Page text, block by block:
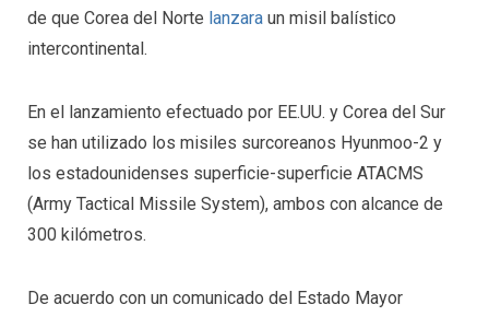
de que Corea del Norte lanzara un misil balístico
intercontinental.
En el lanzamiento efectuado por EE.UU. y Corea del Sur
se han utilizado los misiles surcoreanos Hyunmoo-2 y
los estadounidenses superficie-superficie ATACMS
(Army Tactical Missile System), ambos con alcance de
300 kilómetros.
De acuerdo con un comunicado del Estado Mayor